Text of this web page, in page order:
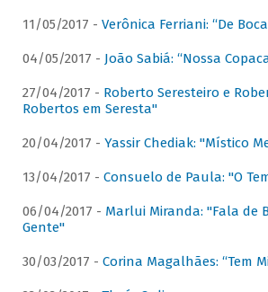
11/05/2017 - Verônica Ferriani: “De
04/05/2017 - João Sabiá: “Nossa
27/04/2017 - Roberto Seresteiro e
Robertos em Seresta"
20/04/2017 - Yassir Chediak: "Místico
13/04/2017 - Consuelo de Paula: "O
06/04/2017 - Marlui Miranda: "Fala de
Gente"
30/03/2017 - Corina Magalhães: “Tem